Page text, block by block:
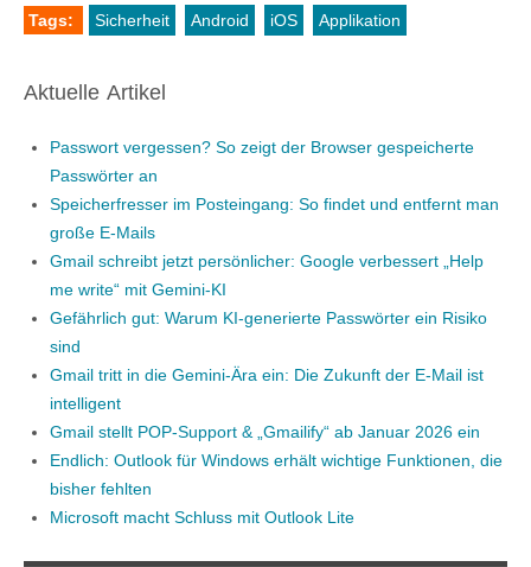
Tags: Sicherheit Android iOS Applikation
Aktuelle Artikel
Passwort vergessen? So zeigt der Browser gespeicherte
Passwörter an
Speicherfresser im Posteingang: So findet und entfernt man
große E-Mails
Gmail schreibt jetzt persönlicher: Google verbessert „Help
me write“ mit Gemini-KI
Gefährlich gut: Warum KI-generierte Passwörter ein Risiko
sind
Gmail tritt in die Gemini-Ära ein: Die Zukunft der E-Mail ist
intelligent
Gmail stellt POP-Support & „Gmailify“ ab Januar 2026 ein
Endlich: Outlook für Windows erhält wichtige Funktionen, die
bisher fehlten
Microsoft macht Schluss mit Outlook Lite